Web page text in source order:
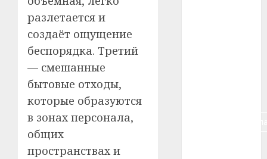
разлетается и
создаёт ощущение
беспорядка. Третий
— смешанные
бытовые отходы,
которые образуются
в зонах персонала,
общих
пространствах и